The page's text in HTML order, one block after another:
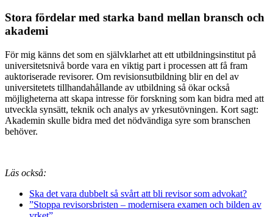
Stora fördelar med starka band mellan bransch och
akademi
För mig känns det som en självklarhet att ett utbildningsinstitut på
universitetsnivå borde vara en viktig part i processen att få fram
auktoriserade revisorer. Om revisionsutbildning blir en del av
universitetets tillhandahållande av utbildning så ökar också
möjligheterna att skapa intresse för forskning som kan bidra med att
utveckla synsätt, teknik och analys av yrkesutövningen. Kort sagt:
Akademin skulle bidra med det nödvändiga syre som branschen
behöver.
Läs också:
Ska det vara dubbelt så svårt att bli revisor som advokat?
”Stoppa revisorsbristen – modernisera examen och bilden av